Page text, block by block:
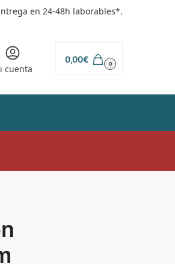
en 24-48h laborables*.
cuenta
0,00€ 0